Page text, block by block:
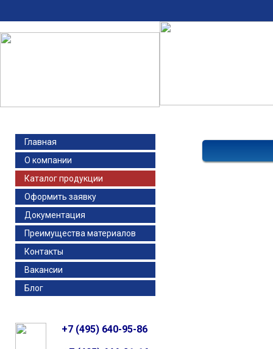
Главная
О компании
Каталог продукции
Оформить заявку
Документация
Преимущества материалов
Контакты
Вакансии
Блог
+7 (495) 640-95-86